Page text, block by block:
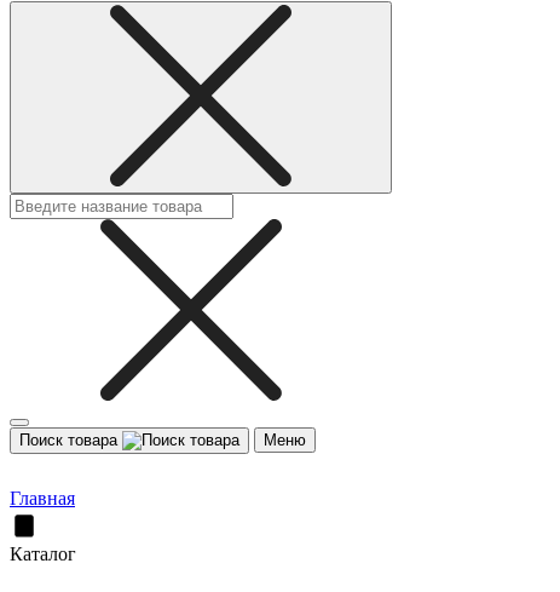
Поиск товара Меню
Главная
Каталог